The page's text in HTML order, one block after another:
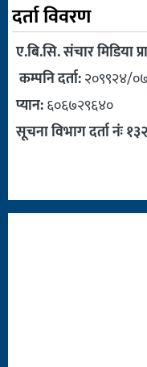
दर्ता विवरण
ए.बि.सि. संचार मिडिया
कम्पनि दर्ता:२०९९२४/
प्यान:६०६७२९६४०
सूचना विभाग दर्ता नंः